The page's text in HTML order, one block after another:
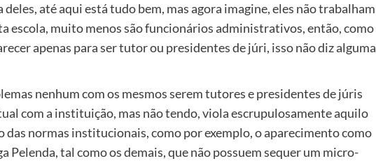
até aqui está tudo bem, mas agora imagine, eles não trabalham
escola, muito menos são funcionários administrativos, então, como
apenas para ser tutor ou presidentes de júri, isso não diz alguma
nenhum com os mesmos serem tutores e presidentes de júris
com a instituição, mas não tendo, viola escrupulosamente aquilo
normas institucionais, como por exemplo, o aparecimento como
Pelenda, tal como os demais, que não possuem sequer um micro-